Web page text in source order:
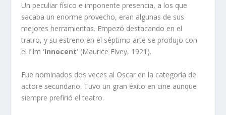
Un peculiar físico e imponente presencia, a los que
sacaba un enorme provecho, eran algunas de sus
mejores herramientas. Empezó destacando en el
tratro, y su estreno en el séptimo arte se produjo con
el film‘Innocent’ (Maurice Elvey, 1921).
Fue nominados dos veces al Oscar en la categoría de
actore secundario. Tuvo un gran éxito en cine aunque
siempre prefirió el teatro.